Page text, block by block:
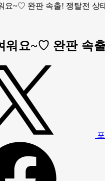
요~♡ 완판 속출! 쟁탈전 상
워요~♡ 완판 속